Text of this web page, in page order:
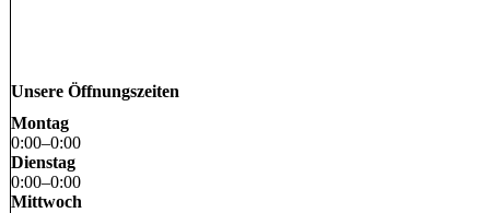
Unsere Öffnungszeiten
Montag
0:00–0:00
Dienstag
0:00–0:00
Mittwoch